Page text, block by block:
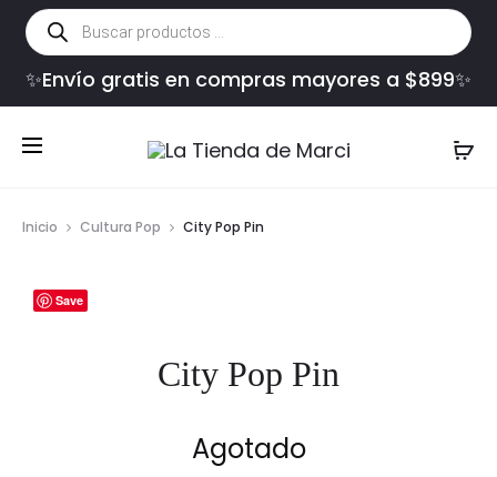
Búsqueda
de
productos
✨Envío gratis en compras mayores a $899✨
Inicio Cultura Pop City Pop Pin
Save
City Pop Pin
Agotado